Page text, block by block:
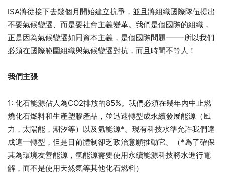
ISA將從接下去幾個月開始建立抗爭，並且將組織國際隊伍提出
不要氣候變遷、而是要社會主義變革。我們是個國際的組織，
正是因為氣候變遷如同資本主義，是個國際問題——-所以我們
必須在國際範圍組織與氣候變遷對抗，而且時間不等人！
我們主張
1: 化石能源佔人為CO2排放的85%。我們必須在幾年內中止燃
燒化石燃料和生產塑膠產品，並迅速轉型成永續發展能源（風
力，太陽能，潮汐等）以及氫能源*。現有科技水準允許我們達
成這一轉型，但是目前體制卻乏政治意願推動它。（*為了確保
其為環境友善能源，氫能源需要使用永續能源科技將水進行電
解，而不是使用天然氣等其他化石燃料）